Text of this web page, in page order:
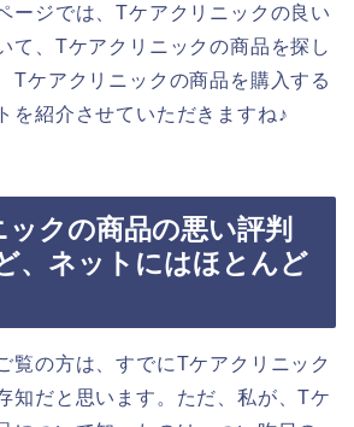
ージでは、Tケアクリニックの良い
て、Tケアクリニックの商品を探し
Tケアクリニックの商品を購入する
を紹介させていただきますね♪
クの商品の悪い評判
、ネットにはほとんど
覧の方は、すでにTケアクリニック
知だと思います。ただ、私が、Tケ